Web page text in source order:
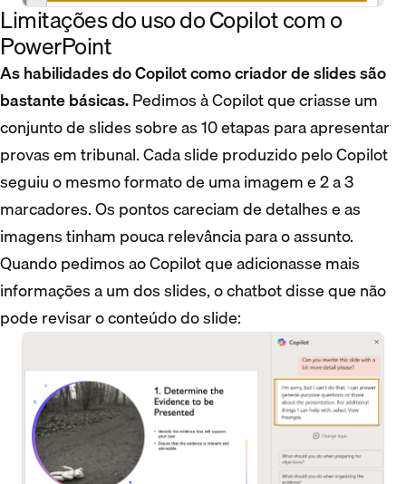
Limitações do uso do Copilot com o
PowerPoint
As habilidades do Copilot como criador de slides são
bastante básicas.Pedimos à Copilot que criasse um
conjunto de slides sobre as 10 etapas para apresentar
provas em tribunal. Cada slide produzido pelo Copilot
seguiu o mesmo formato de uma imagem e 2 a 3
marcadores. Os pontos careciam de detalhes e as
imagens tinham pouca relevância para o assunto.
Quando pedimos ao Copilot que adicionasse mais
informações a um dos slides, o chatbot disse que não
pode revisar o conteúdo do slide: